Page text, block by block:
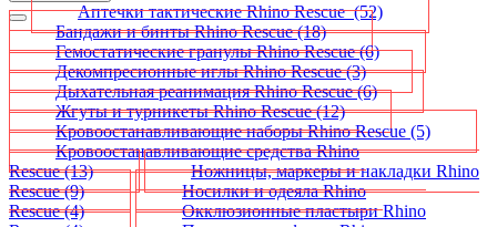
Аптечки тактические Rhino Rescue(52)
Бандажи и бинты Rhino Rescue(18)
Гемостатические гранулы Rhino Rescue(6)
Декомпресионные иглы Rhino Rescue(3)
Дыхательная реанимация Rhino Rescue(6)
Жгуты и турникеты Rhino Rescue(12)
Кровоостанавливающие наборы Rhino Rescue (5)
Кровоостанавливающие средства Rhino
Rescue(13)
Ножницы, маркеры и накладки Rhino
Rescue(9)
Носилки и одеяла Rhino
Rescue(4)
Окклюзионные пластыри Rhino